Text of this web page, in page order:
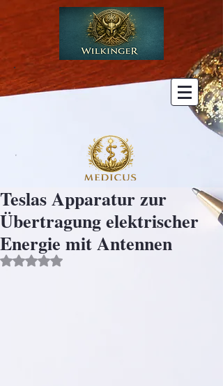
Teslas Apparatur zur
Übertragung elektrischer
Energie mit Antennen
Mit NaN von 5 Sternen bewertet.